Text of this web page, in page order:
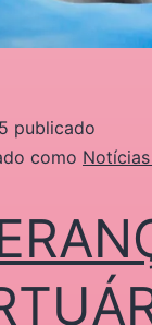
publicado
como